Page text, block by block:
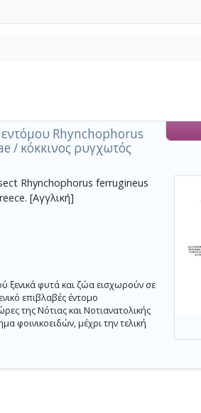
Rhynchophorus
/ κόκκινος ρυγχωτός
Rhynchophorus ferrugineus
[Αγγλική]
ξενικά φυτά και ζώα εισχωρούν σε
επιβλαβές έντομο
της Νότιας και Νοτιανατολικής
φοινικοειδών, μέχρι την τελική